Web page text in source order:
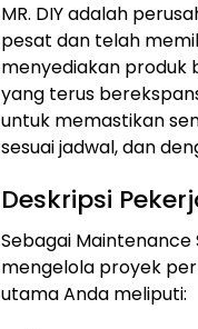
MR. DIY adalah
pesat dan telah
menyediakan produk
yang terus
untuk memastikan
sesuai jadwal, dan
Deskripsi
Sebagai
mengelola proyek
utama Anda meliputi: